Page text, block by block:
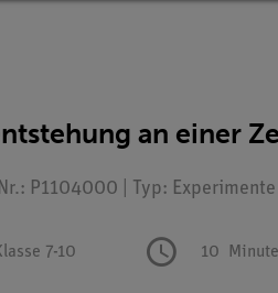
an einer
P1104000 | Typ: Experimente
7-10 10